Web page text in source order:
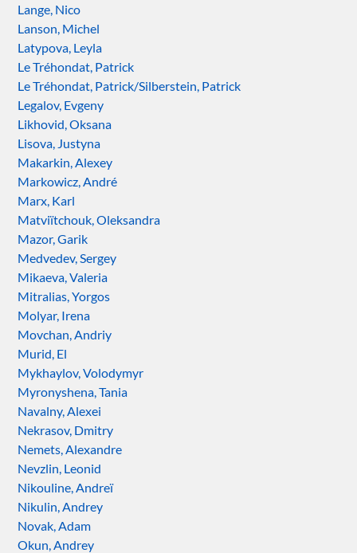
Lange, Nico
Lanson, Michel
Latypova, Leyla
Le Tréhondat, Patrick
Le Tréhondat, Patrick/Silberstein, Patrick
Legalov, Evgeny
Likhovid, Oksana
Lisova, Justyna
Makarkin, Alexey
Markowicz, André
Marx, Karl
Matviïtchouk, Oleksandra
Mazor, Garik
Medvedev, Sergey
Mikaeva, Valeria
Mitralias, Yorgos
Molyar, Irena
Movchan, Andriy
Murid, El
Mykhaylov, Volodymyr
Myronyshena, Tania
Navalny, Alexei
Nekrasov, Dmitry
Nemets, Alexandre
Nevzlin, Leonid
Nikouline, Andreï
Nikulin, Andrey
Novak, Adam
Okun, Andrey